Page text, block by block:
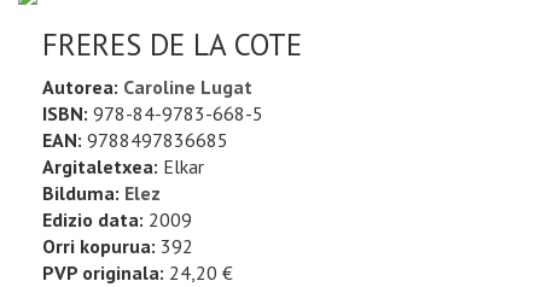
FRERES DE LA COTE
Autorea: Caroline Lugat
ISBN: 978-84-9783-668-5
EAN: 9788497836685
Argitaletxea: Elkar
Bilduma: Elez
Edizio data: 2009
Orri kopurua: 392
PVP originala: 24,20 €